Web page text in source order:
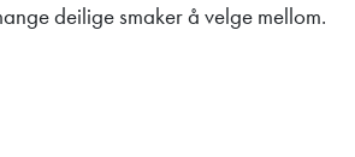
deilige smaker å velge mellom.